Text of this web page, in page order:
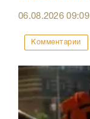
06.08.202609:09
Комментарии